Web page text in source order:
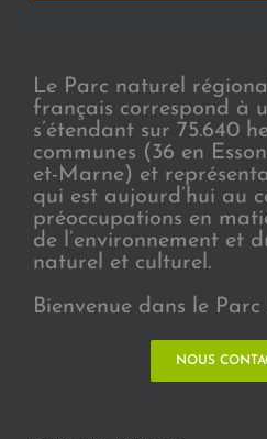
Le Parc naturel
français correspond à
s’étendant sur 75.640
communes (36 en
et-Marne) et
qui est aujourd’hui au
préoccupations en
de l’environnement et
naturel et culturel.
Bienvenue dans le Parc
NOUS